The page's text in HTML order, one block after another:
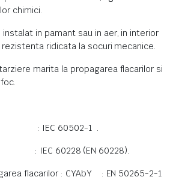
chimici.
in pamant sau in aer, in interior
ridicata la socuri mecanice.
marita la propagarea flacarilor si
: IEC 60502-1 .
60228 (EN 60228).
flacarilor : CYAbY : EN 50265-2-1